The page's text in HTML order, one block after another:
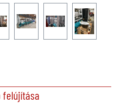
felújítása